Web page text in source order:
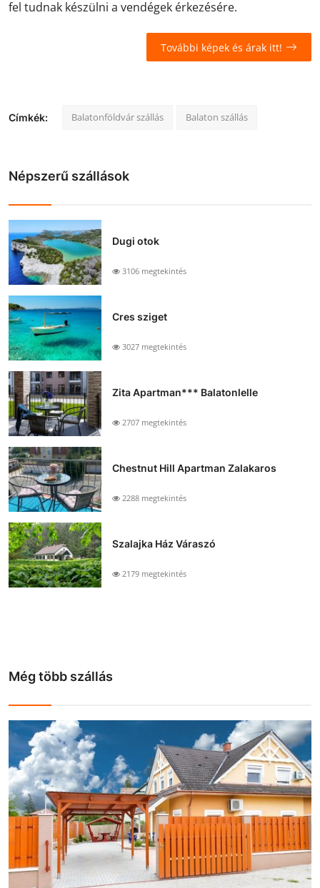
fel tudnak készülni a vendégek érkezésére.
További képek és árak itt!
Címkék: Balatonföldvár szállás Balaton szállás
Népszerű szállások
Dugi otok
3106 megtekintés
Cres sziget
3027 megtekintés
Zita Apartman*** Balatonlelle
2707 megtekintés
Chestnut Hill Apartman Zalakaros
2288 megtekintés
Szalajka Ház Váraszó
2179 megtekintés
Még több szállás